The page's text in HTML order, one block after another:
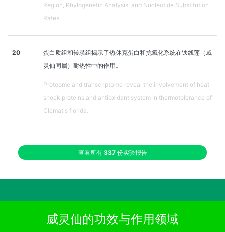
Region, Phylogenetic Analysis, and Nucleotide Substitution
Rates.
20
蛋白质组和转录组揭示了热休克蛋白和抗氧化系统在铁线莲（威
灵仙同属）耐热性中的作用。
Proteome and transcriptome reveal the involvement of heat
shock proteins and antioxidant system in thermotolerance of
Clematis florida.
查看所有 337份实验报告
威灵仙的功效与作用领域